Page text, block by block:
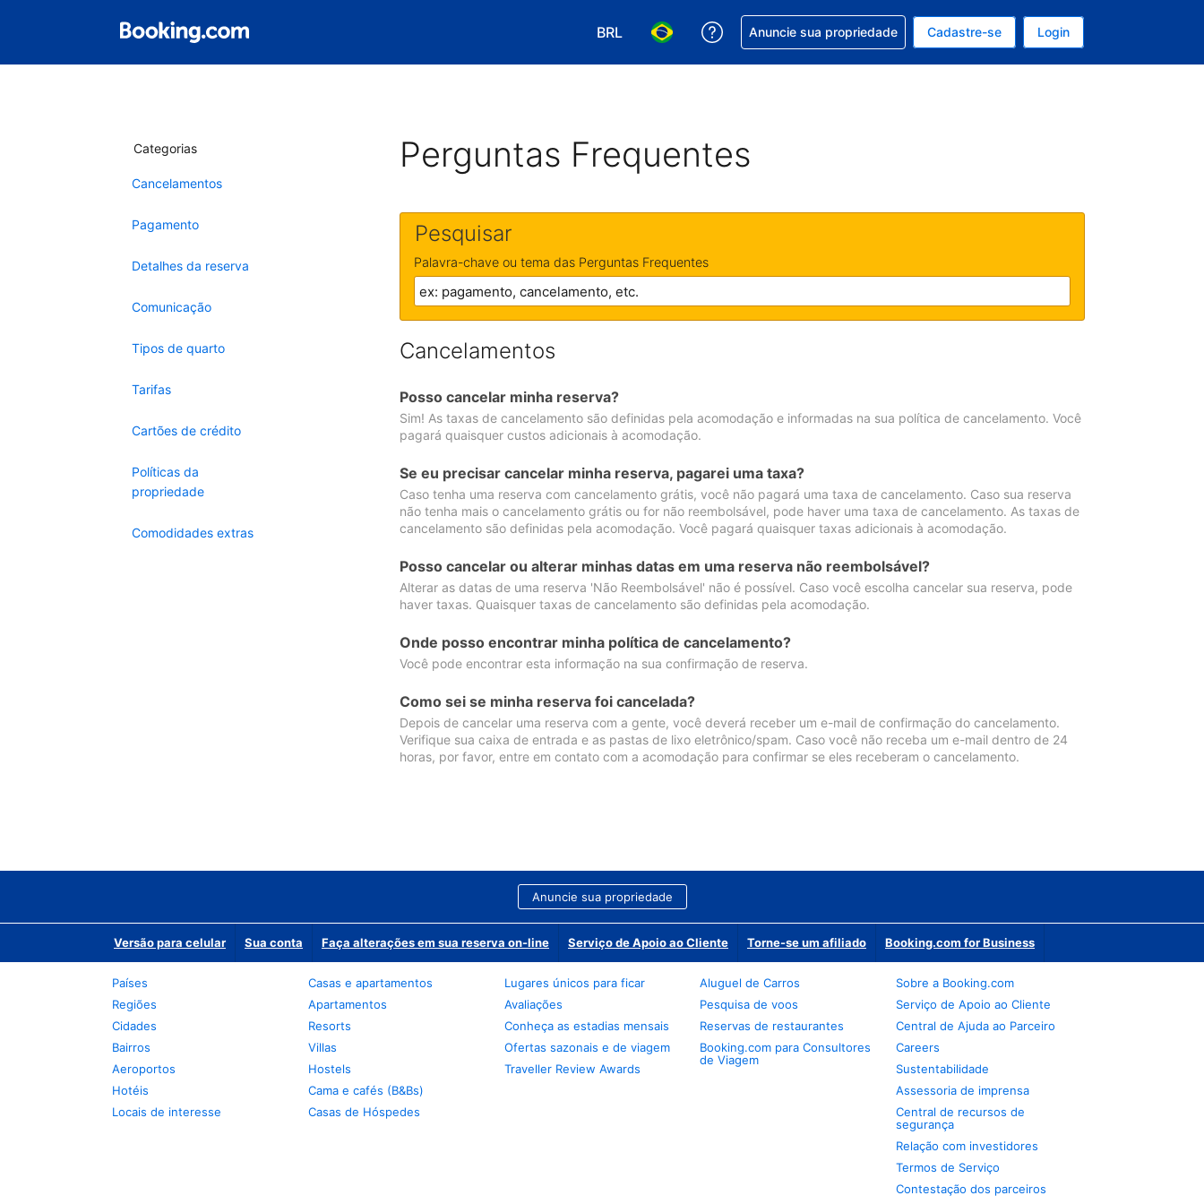
BRL
Escolha sua moeda. Atualmente, sua moeda é: Real
Escolha seu idioma. Atualmente, seu idioma é: Português (Brasil)
Receber ajuda com sua reserva
Anuncie sua propriedade Cadastre-se Login
Categorias
Cancelamentos
Pagamento
Detalhes da reserva
Comunicação
Tipos de quarto
Tarifas
Cartões de crédito
Políticas da
propriedade
Comodidades extras
Perguntas Frequentes
Pesquisar
Palavra-chave ou tema das Perguntas Frequentes
Cancelamentos
Posso cancelar minha reserva?
Sim! As taxas de cancelamento são definidas pela acomodação e informadas na sua política de cancelamento. Você
pagará quaisquer custos adicionais à acomodação.
Se eu precisar cancelar minha reserva, pagarei uma taxa?
Caso tenha uma reserva com cancelamento grátis, você não pagará uma taxa de cancelamento. Caso sua reserva
não tenha mais o cancelamento grátis ou for não reembolsável, pode haver uma taxa de cancelamento. As taxas de
cancelamento são definidas pela acomodação. Você pagará quaisquer taxas adicionais à acomodação.
Posso cancelar ou alterar minhas datas em uma reserva não reembolsável?
Alterar as datas de uma reserva 'Não Reembolsável' não é possível. Caso você escolha cancelar sua reserva, pode
haver taxas. Quaisquer taxas de cancelamento são definidas pela acomodação.
Onde posso encontrar minha política de cancelamento?
Você pode encontrar esta informação na sua confirmação de reserva.
Como sei se minha reserva foi cancelada?
Depois de cancelar uma reserva com a gente, você deverá receber um e-mail de confirmação do cancelamento.
Verifique sua caixa de entrada e as pastas de lixo eletrônico/spam. Caso você não receba um e-mail dentro de 24
horas, por favor, entre em contato com a acomodação para confirmar se eles receberam o cancelamento.
Anuncie sua propriedade
Versão para celular Sua conta Faça alterações em sua reserva on-line Serviço de Apoio ao Cliente Torne-se um afiliado Booking.com for Business
Países
Regiões
Cidades
Bairros
Aeroportos
Hotéis
Locais de interesse
Casas e apartamentos
Apartamentos
Resorts
Villas
Hostels
Cama e cafés (B&Bs)
Casas de Hóspedes
Lugares únicos para ficar
Avaliações
Conheça as estadias mensais
Ofertas sazonais e de viagem
Traveller Review Awards
Aluguel de Carros
Pesquisa de voos
Reservas de restaurantes
Booking.com para Consultores
de Viagem
Sobre a Booking.com
Serviço de Apoio ao Cliente
Central de Ajuda ao Parceiro
Careers
Sustentabilidade
Assessoria de imprensa
Central de recursos de
segurança
Relação com investidores
Termos de Serviço
Contestação dos parceiros